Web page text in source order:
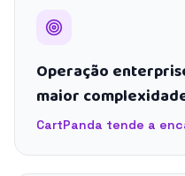
Operação
maior
CartPanda tende a